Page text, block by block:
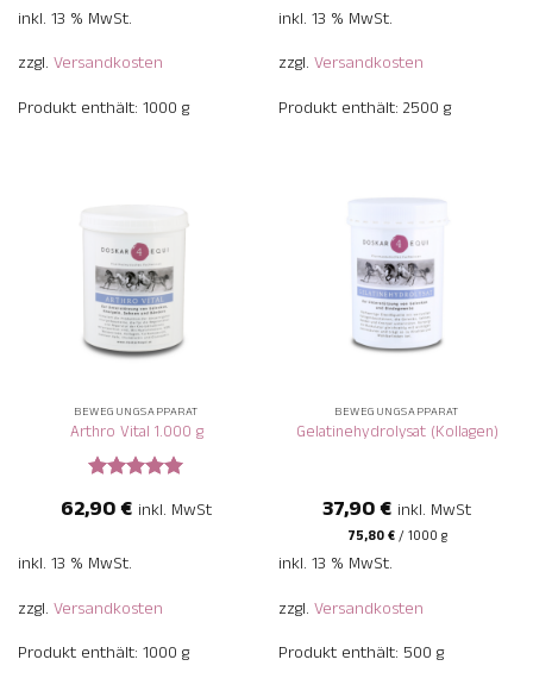
inkl. 13 % MwSt.
zzgl. Versandkosten
Produkt enthält: 1000 g
inkl. 13 % MwSt.
zzgl. Versandkosten
Produkt enthält: 2500 g
BEWEGUNGSAPPARAT
Arthro Vital 1.000 g
mit5von
62,90€ inkl. MwSt
inkl. 13 % MwSt.
zzgl. Versandkosten
Produkt enthält: 1000 g
BEWEGUNGSAPPARAT
Gelatinehydrolysat (Kollagen)
37,90€ inkl. MwSt
75,80€/1000 g
inkl. 13 % MwSt.
zzgl. Versandkosten
Produkt enthält: 500 g